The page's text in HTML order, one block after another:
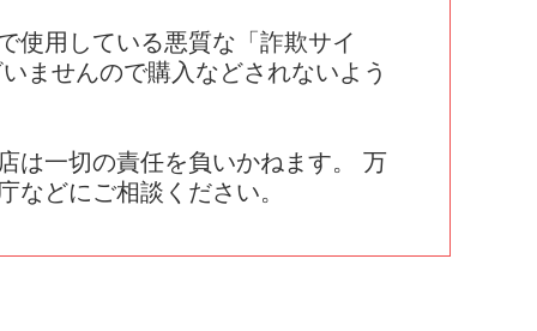
使用している悪質な「詐欺サイ
ませんので購入などされないよう
は一切の責任を負いかねます。 万
などにご相談ください。